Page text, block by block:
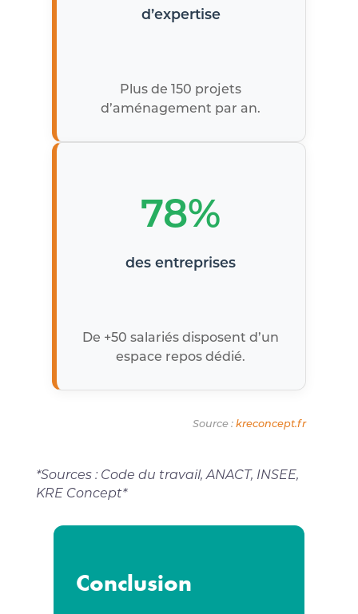
d’expertise
Plus de 150 projets
d’aménagement par an.
78%
des entreprises
De +50 salariés disposent d’un
espace repos dédié.
Source :kreconcept.fr
*Sources : Code du travail, ANACT, INSEE,
KRE Concept*
Conclusion